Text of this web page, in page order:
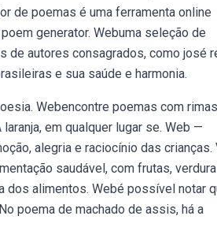
de poemas é uma ferramenta online
generator. Webuma seleção de
autores consagrados, como josé
e sua saúde e harmonia.
Webencontre poemas com
em qualquer lugar se. Web —
alegria e raciocínio das crianças.
saudável, com frutas,
dos alimentos. Webé possível notar
poema de machado de assis, há a